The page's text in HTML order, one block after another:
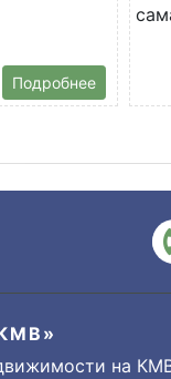
Подробнее
на